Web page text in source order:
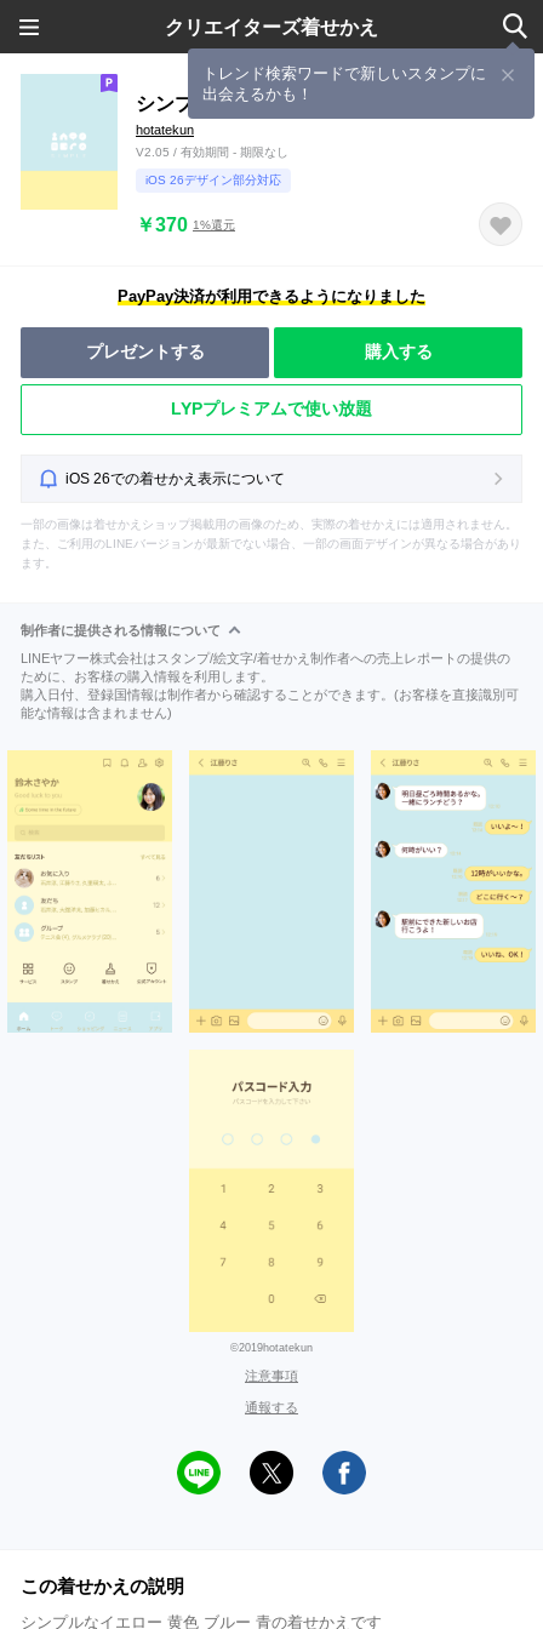
クリエイターズ着せかえ
トレンド検索ワードで新しいスタンプに
出会えるかも！
シンプル（yellow blue)V.292
hotatekun
V2.05 / 有効期間 - 期限なし
iOS 26デザイン部分対応
￥370 1%還元
PayPay決済が利用できるようになりました
プレゼントする 購入する
LYPプレミアムで使い放題
iOS 26での着せかえ表示について
一部の画像は着せかえショップ掲載用の画像のため、実際の着せかえには適用されません。
また、ご利用のLINEバージョンが最新でない場合、一部の画面デザインが異なる場合があり
ます。
制作者に提供される情報について
LINEヤフー株式会社はスタンプ/絵文字/着せかえ制作者への売上レポートの提供の
ために、お客様の購入情報を利用します。
購入日付、登録国情報は制作者から確認することができます。(お客様を直接識別可
能な情報は含まれません)
©2019hotatekun
注意事項
通報する
この着せかえの説明
シンプルなイエロー 黄色 ブルー 青の着せかえです